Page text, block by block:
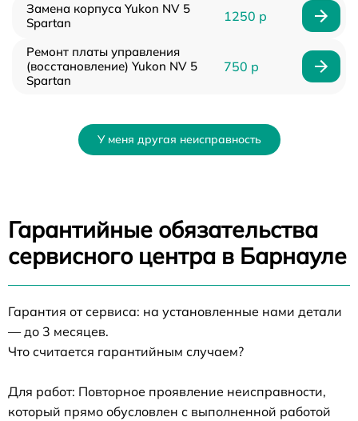
Замена корпуса Yukon NV 5
Spartan
1250 р
Ремонт платы управления
(восстановление) Yukon NV 5
Spartan
750 р
У меня другая неисправность
Гарантийные обязательства
сервисного центра в Барнауле
Гарантия от сервиса: на установленные нами детали
— до 3 месяцев.
Что считается гарантийным случаем?
Для работ: Повторное проявление неисправности,
который прямо обусловлен с выполненной работой